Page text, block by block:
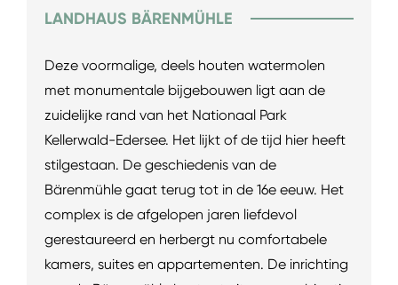
LANDHAUS BÄRENMÜHLE
Deze voormalige, deels houten watermolen
met monumentale bijgebouwen ligt aan de
zuidelijke rand van het Nationaal Park
Kellerwald-Edersee. Het lijkt of de tijd hier heeft
stilgestaan. De geschiedenis van de
Bärenmühle gaat terug tot in de 16e eeuw. Het
complex is de afgelopen jaren liefdevol
gerestaureerd en herbergt nu comfortabele
kamers, suites en appartementen. De inrichting